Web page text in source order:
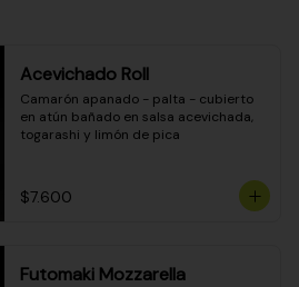
Acevichado Roll
Camarón apanado - palta - cubierto
en atún bañado en salsa acevichada,
togarashi y limón de pica
$7.600
Futomaki Mozzarella